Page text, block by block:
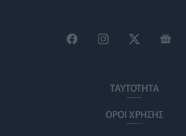
Ποια σκευάσματα οδήγησαν στα κέρδη
Μέτρα προστασίας του πληθυσμού από
05/08/2026 - 12:00
ΤΑΥΤΟΤΗΤΑ
ΟΡΟΙ ΧΡΗΣΗΣ